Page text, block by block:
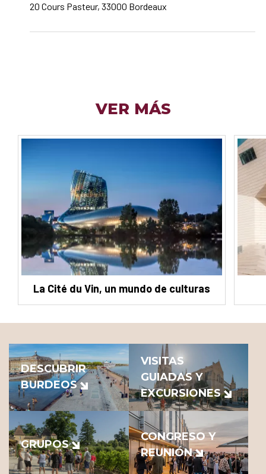
20 Cours Pasteur, 33000 Bordeaux
VER MÁS
La Cité du Vin, un mundo de culturas
DESCUBRIR
BURDEOS
VISITAS
GUIADAS Y
EXCURSIONES
GRUPOS
CONGRESO Y
REUNIÓN